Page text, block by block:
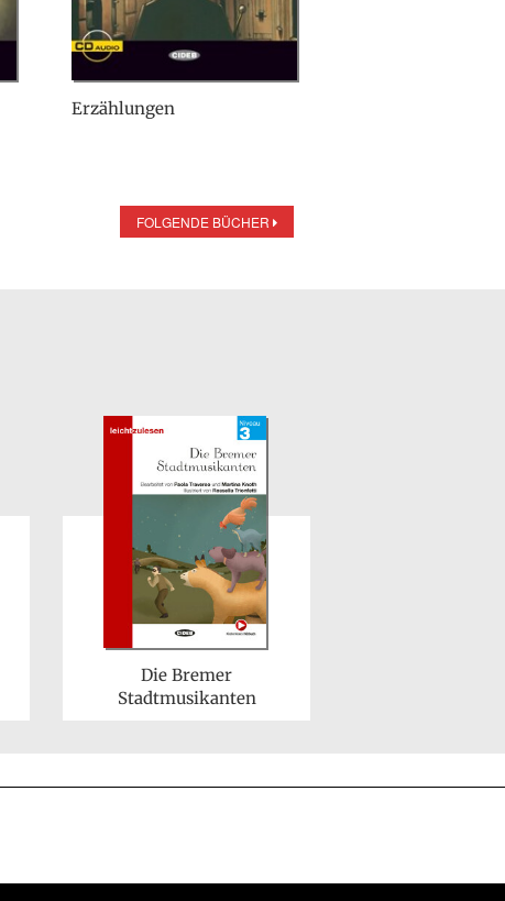
Erzählungen
FOLGENDE BÜCHER
Die Bremer
Stadtmusikanten